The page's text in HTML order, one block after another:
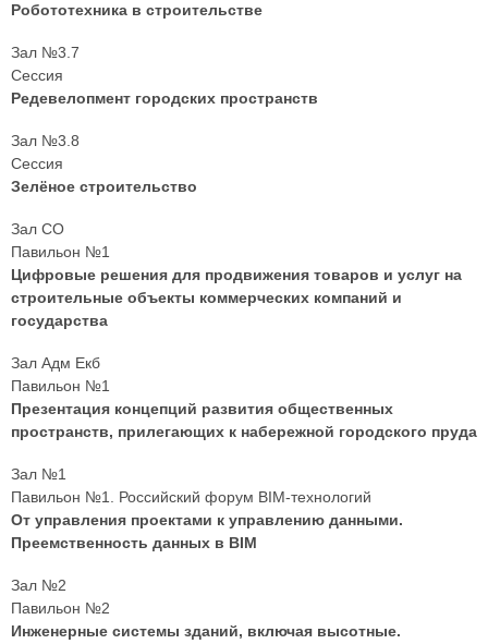
Робототехника в строительстве
Зал №3.7
Сессия
Редевелопмент городских пространств
Зал №3.8
Сессия
Зелёное строительство
Зал СО
Павильон №1
Цифровые решения для продвижения товаров и услуг на
строительные объекты коммерческих компаний и
государства
Зал Адм Екб
Павильон №1
Презентация концепций развития общественных
пространств, прилегающих к набережной городского пруда
Зал №1
Павильон №1. Российский форум BIM-технологий
От управления проектами к управлению данными.
Преемственность данных в BIM
Зал №2
Павильон №2
Инженерные системы зданий, включая высотные.